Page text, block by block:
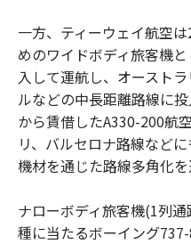
一方、ティーウェイ航空
めのワイドボディ旅客機
入して運航し、オースト
ルなどの中長距離路線に
から賃借したA330-200航
リ、バルセロナ路線など
機材を通じた路線多角化を
ナローボディ旅客機(1列
種に当たるボーイング